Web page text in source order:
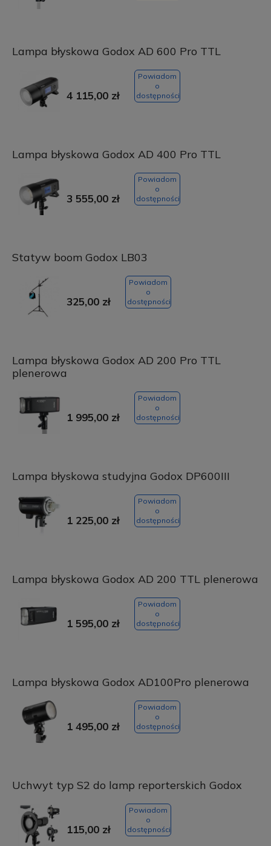
Lampa błyskowa Godox AD 600 Pro TTL
4 115,00 zł
Powiadom
o
dostępności
Lampa błyskowa Godox AD 400 Pro TTL
3 555,00 zł
Powiadom
o
dostępności
Statyw boom Godox LB03
325,00 zł
Powiadom
o
dostępności
Lampa błyskowa Godox AD 200 Pro TTL
plenerowa
1 995,00 zł
Powiadom
o
dostępności
Lampa błyskowa studyjna Godox DP600III
1 225,00 zł
Powiadom
o
dostępności
Lampa błyskowa Godox AD 200 TTL plenerowa
1 595,00 zł
Powiadom
o
dostępności
Lampa błyskowa Godox AD100Pro plenerowa
1 495,00 zł
Powiadom
o
dostępności
Uchwyt typ S2 do lamp reporterskich Godox
115,00 zł
Powiadom
o
dostępności